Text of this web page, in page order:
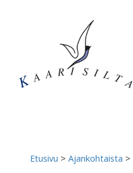
Etusivu > Ajankohtaista >